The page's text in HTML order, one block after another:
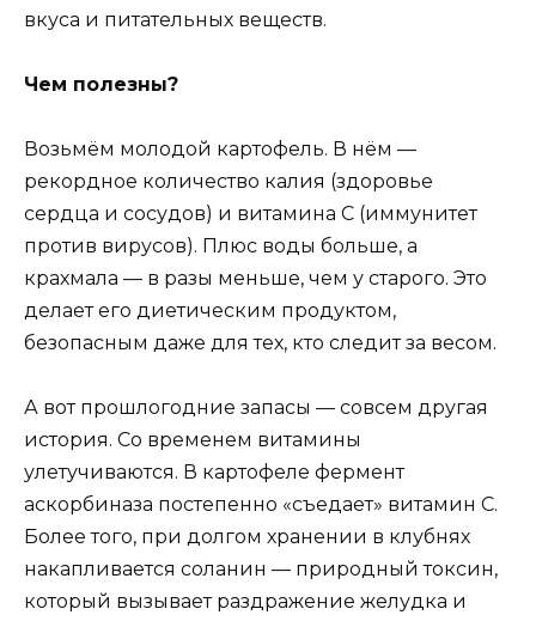
вкуса и питательных веществ.
Чем полезны?
Возьмём молодой картофель. В нём —
рекордное количество калия (здоровье
сердца и сосудов) и витамина С (иммунитет
против вирусов). Плюс воды больше, а
крахмала — в разы меньше, чем у старого. Это
делает его диетическим продуктом,
безопасным даже для тех, кто следит за весом.
А вот прошлогодние запасы — совсем другая
история. Со временем витамины
улетучиваются. В картофеле фермент
аскорбиназа постепенно «съедает» витамин С.
Более того, при долгом хранении в клубнях
накапливается соланин — природный токсин,
который вызывает раздражение желудка и